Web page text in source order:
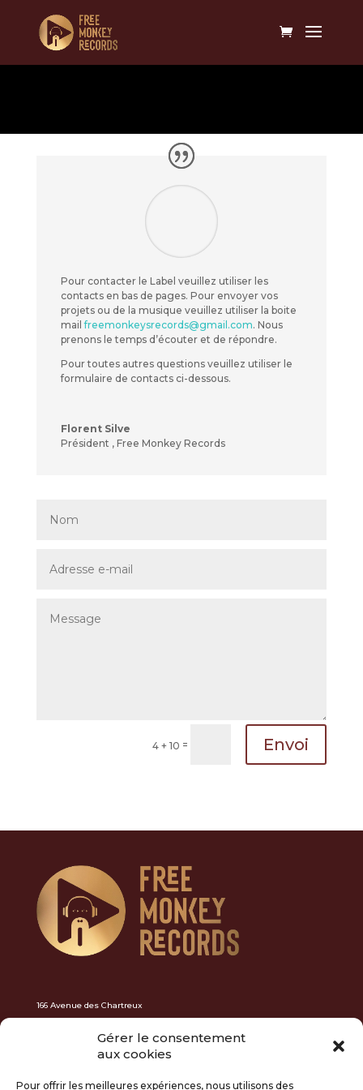
Gérer le consentement
aux cookies
Pour offrir les meilleures expériences, nous utilisons des
Pour contacter le Label veuillez utiliser les
contacts en bas de pages. Pour envoyer vos
projets ou de la musique veuillez utiliser la boite
mailfreemonkeysrecords@gmail.com. Nous
prenons le temps d’écouter et de répondre.
Pour toutes autres questions veuillez utiliser le
formulaire de contacts ci-dessous.
Florent Silve
Président , Free Monkey Records
4 + 10 = Envoi
166 Avenue des Chartreux
13004 Marseille
N° Siret : 833161318 00013 Rcs Marseille
freemonkeysrecords@gmail.com